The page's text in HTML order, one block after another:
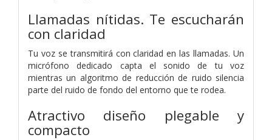
Llamadas nítidas. Te escucharán
con claridad
Tu voz se transmitirá con claridad en las llamadas. Un
micrófono dedicado capta el sonido de tu voz
mientras un algoritmo de reducción de ruido silencia
parte del ruido de fondo del entorno que te rodea.
Atractivo diseño plegable y
compacto